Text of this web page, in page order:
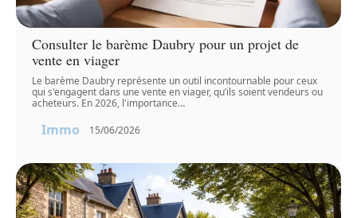
Consulter le barème Daubry pour un projet de
vente en viager
Le barème Daubry représente un outil incontournable pour ceux
qui s'engagent dans une vente en viager, qu’ils soient vendeurs ou
acheteurs. En 2026, l'importance…
Immo 15/06/2026